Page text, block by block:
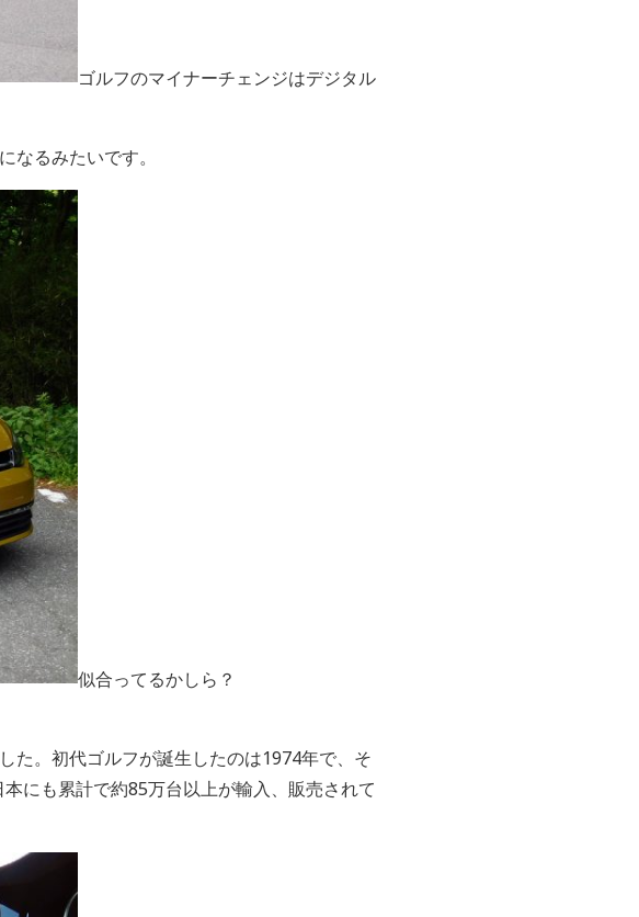
ゴルフのマイナーチェンジはデジタル
るみたいです。
似合ってるかしら？
た。初代ゴルフが誕生したのは1974年で、そ
にも累計で約85万台以上が輸入、販売されて